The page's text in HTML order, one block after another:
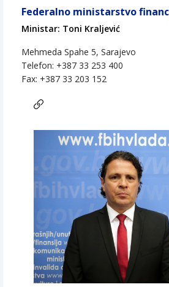
Federalno ministarstvo
Ministar: Toni Kraljević
Mehmeda Spahe 5, Sarajevo
Telefon: +387 33 253 400
Fax: +387 33 203 152